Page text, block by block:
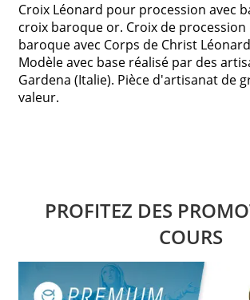
Croix Léonard pour procession avec
croix baroque or. Croix de
baroque avec Corps de Christ
Modèle avec base réalisé par des
Gardena (Italie). Pièce d'artisanat de
valeur.
PROFITEZ DES
COURS